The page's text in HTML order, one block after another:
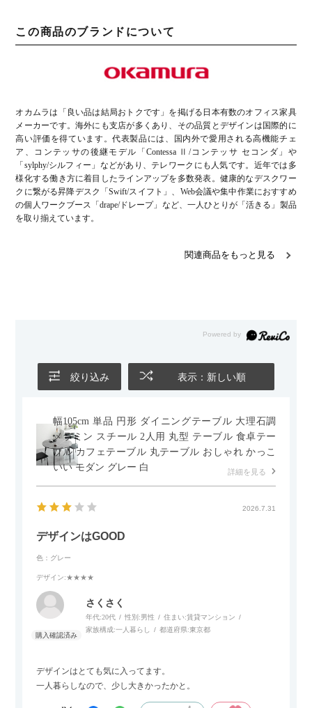
この商品のブランドについて
オカムラは「良い品は結局おトクです」を掲げる日本有数のオフィス家具
メーカーです。海外にも支店が多くあり、その品質とデザインは国際的に
高い評価を得ています。代表製品には、国内外で愛用される高機能チェ
ア、コンテッサの後継モデル「Contessa Ⅱ/コンテッサ セコンダ」や
「sylphy/シルフィー」などがあり、テレワークにも人気です。近年では多
様化する働き方に着目したラインアップを多数発表。健康的なデスクワー
クに繋がる昇降デスク「Swift/スイフト」、Web会議や集中作業におすすめ
の個人ワークブース「drape/ドレープ」など、一人ひとりが「活きる」製品
を取り揃えています。
関連商品をもっと見る
絞り込み 表示：新しい順
幅105cm 単品 円形 ダイニングテーブル 大理石調
メラミン スチール 2人用 丸型 テーブル 食卓テー
ブル カフェテーブル 丸テーブル おしゃれ かっこ
いい モダン グレー 白
詳細を見る
2026.7.31
デザインはGOOD
色：グレー
デザイン:★★★★
さくさく
年代:20代 性別:男性 住まい:賃貸マンション
家族構成:一人暮らし 都道府県:東京都
デザインはとても気に入ってます。
一人暮らしなので、少し大きかったかと。